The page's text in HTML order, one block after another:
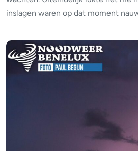
inslagen waren op dat moment